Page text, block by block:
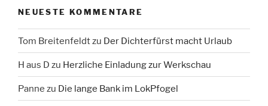
NEUESTE KOMMENTARE
Tom Breitenfeldtzu Der Dichterfürst macht Urlaub
H aus D zu Herzliche Einladung zur Werkschau
Panne zu Die lange Bank im LokPfogel